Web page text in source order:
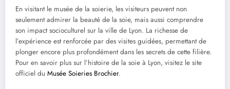
En visitant le musée de la soierie, les visiteurs peuvent non
seulement admirer la beauté de la soie, mais aussi comprendre
son impact socioculturel sur la ville de Lyon. La richesse de
l’expérience est renforcée par des visites guidées, permettant de
plonger encore plus profondément dans les secrets de cette filière.
Pour en savoir plus sur l’histoire de la soie à Lyon, visitez le site
officiel du Musée Soieries Brochier.